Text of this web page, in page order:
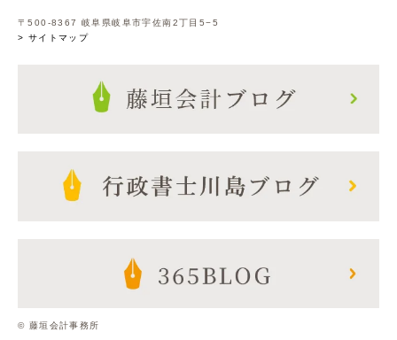
〒500-8367 岐阜県岐阜市宇佐南2丁目5−5
> サイトマップ
© 藤垣会計事務所